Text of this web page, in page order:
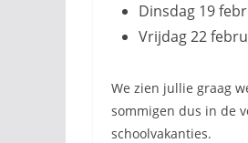
Dinsdag 19
Vrijdag 22
We zien jullie graag
sommigen dus in de
schoolvakanties.